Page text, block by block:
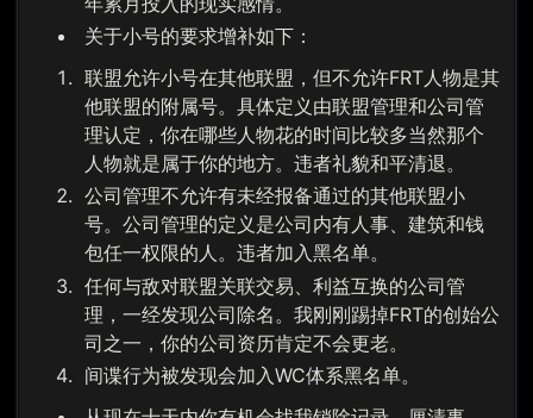
关于小号的要求增补如下：
联盟允许小号在其他联盟，但不允许FRT人物是其
他联盟的附属号。具体定义由联盟管理和公司管
理认定，你在哪些人物花的时间比较多当然那个
人物就是属于你的地方。违者礼貌和平清退。
公司管理不允许有未经报备通过的其他联盟小
号。公司管理的定义是公司内有人事、建筑和钱
包任一权限的人。违者加入黑名单。
任何与敌对联盟关联交易、利益互换的公司管
理，一经发现公司除名。我刚刚踢掉FRT的创始公
司之一，你的公司资历肯定不会更老。
间谍行为被发现会加入WC体系黑名单。